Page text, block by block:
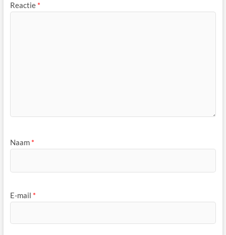
Reactie *
Naam *
E-mail *